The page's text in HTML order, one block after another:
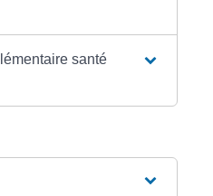
santé